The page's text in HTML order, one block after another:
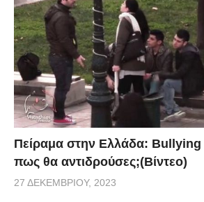
Πείραμα στην Ελλάδα:
πως θα αντιδρούσες;(Βίντεο)
27 ΔΕΚΕΜΒΡΊΟΥ, 2023